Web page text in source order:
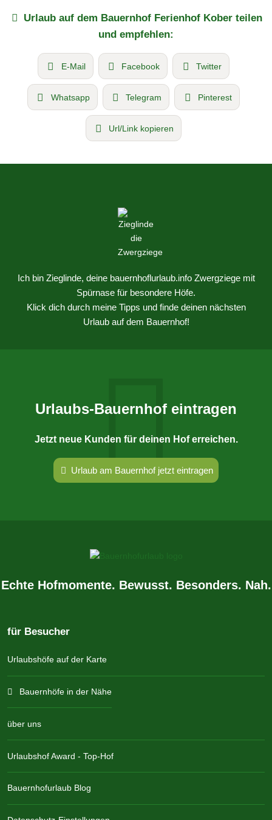
Urlaub auf dem Bauernhof Ferienhof Kober teilen
und empfehlen:
E-Mail Facebook Twitter
Whatsapp Telegram Pinterest
Url/Link kopieren
Ich bin Zieglinde, deine bauernhoflurlaub.info Zwergziege mit
Spürnase für besondere Höfe.
Klick dich durch meine Tipps und finde deinen nächsten
Urlaub auf dem Bauernhof!
Urlaubs-Bauernhof eintragen
Jetzt neue Kunden für deinen Hof erreichen.
Urlaub am Bauernhof jetzt eintragen
Echte Hofmomente. Bewusst. Besonders. Nah.
für Besucher
Urlaubshöfe auf der Karte
Bauernhöfe in der Nähe
über uns
Urlaubshof Award - Top-Hof
Bauernhofurlaub Blog